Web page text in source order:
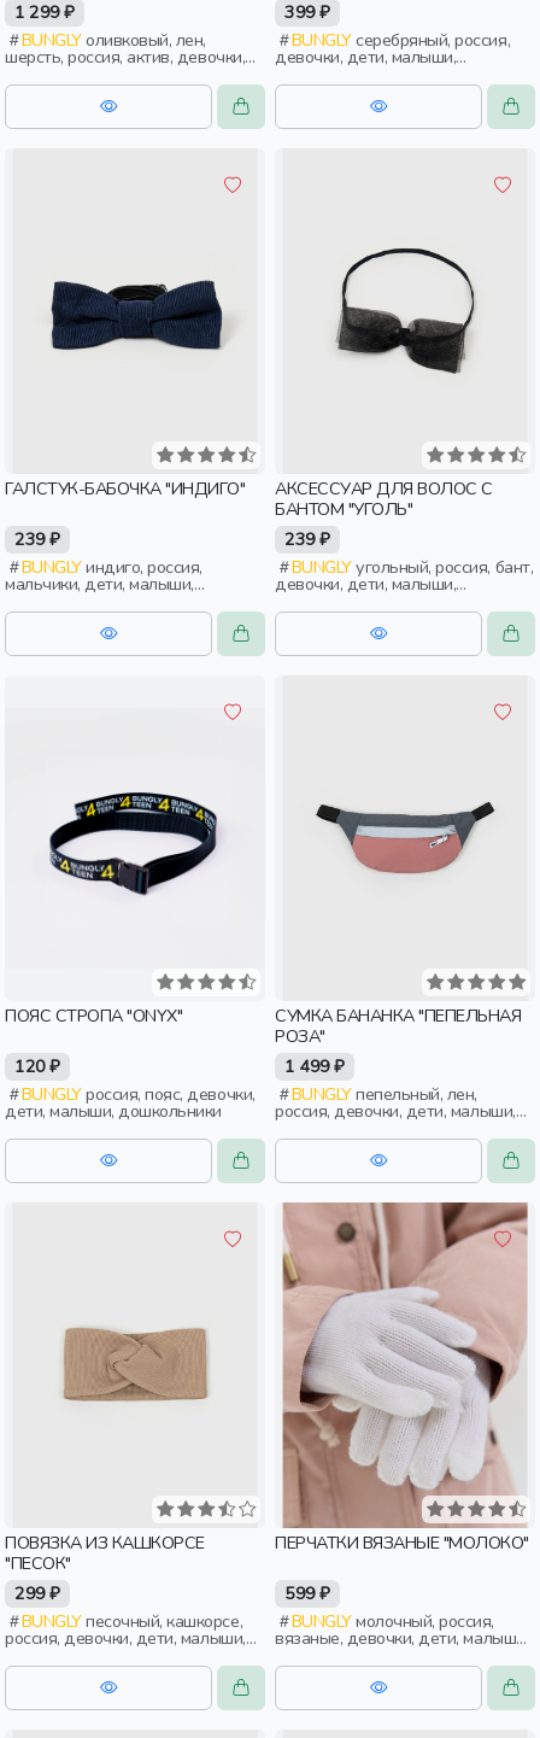
1 299 ₽
BUNGLYоливковый, лен,
шерсть, россия, актив, девочки,
дети, малыши, дошкольники
399 ₽
BUNGLYсеребряный, россия,
девочки, дети, малыши,
ГАЛСТУК-БАБОЧКА "ИНДИГО"
239 ₽
BUNGLYиндиго, россия,
мальчики, дети, малыши,
АКСЕССУАР ДЛЯ ВОЛОС С
БАНТОМ "УГОЛЬ"
239 ₽
BUNGLYугольный, россия, бант,
девочки, дети, малыши,
ПОЯС СТРОПА "ONYX"
120 ₽
BUNGLYроссия, пояс, девочки,
дети, малыши, дошкольники
СУМКА БАНАНКА "ПЕПЕЛЬНАЯ
РОЗА"
1 499 ₽
BUNGLYпепельный, лен,
россия, девочки, дети, малыши,
дошкольники
ПОВЯЗКА ИЗ КАШКОРСЕ
"ПЕСОК"
299 ₽
BUNGLYпесочный, кашкорсе,
россия, девочки, дети, малыши,
дошкольники
ПЕРЧАТКИ ВЯЗАНЫЕ "МОЛОКО"
599 ₽
BUNGLYмолочный, россия,
вязаные, девочки, дети, малыши,